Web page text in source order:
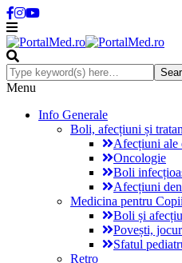
Menu
Info Generale
Boli, afecțiuni și
Afecțiuni ale
Oncologie
Boli
Afecțiuni
Medicina pentru Copii
Boli și
Povești,
Sfatul
Retro